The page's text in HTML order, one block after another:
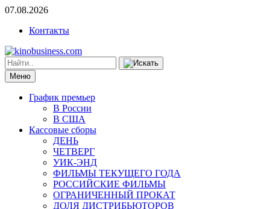
07.08.2026
Контакты
Меню
График премьер
В России
В США
Кассовые сборы
ДЕНЬ
ЧЕТВЕРГ
УИК-ЭНД
ФИЛЬМЫ ТЕКУЩЕГО ГОДА
РОССИЙСКИЕ ФИЛЬМЫ
ОГРАНИЧЕННЫЙ ПРОКАТ
ДОЛЯ ДИСТРИБЬЮТОРОВ